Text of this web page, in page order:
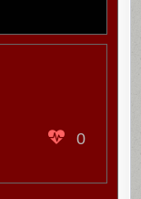
0